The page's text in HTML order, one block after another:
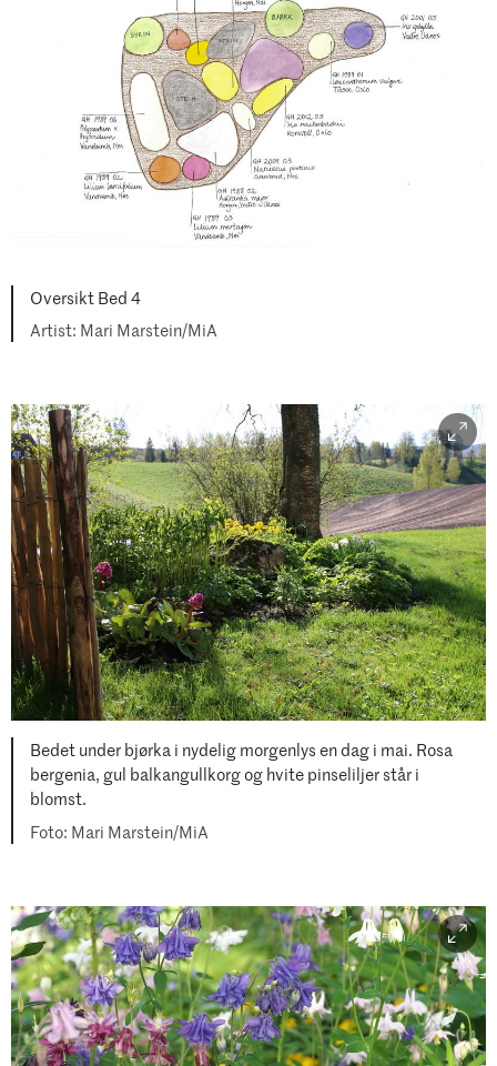
Oversikt Bed 4
Mari Marstein/MiA
Bedet under bjørka i nydelig morgenlys en dag i mai. Rosa
bergenia, gul balkangullkorg og hvite pinseliljer står i
blomst.
Mari Marstein/MiA